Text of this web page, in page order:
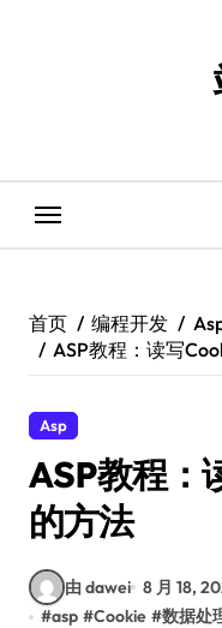
首页 编程开发
ASP教程：读写
Asp
ASP教程：
的方法
由 dawei 8 月 18,
#asp #Cookie #数据处